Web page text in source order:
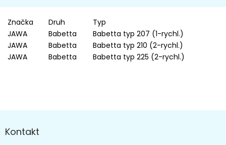
Značka Druh
Typ
JAWA
Babetta
Babetta typ 207 (1-rychl.)
JAWA
Babetta
Babetta typ 210 (2-rychl.)
JAWA
Babetta Babetta typ 225 (2-rychl.)
á
pKontakt